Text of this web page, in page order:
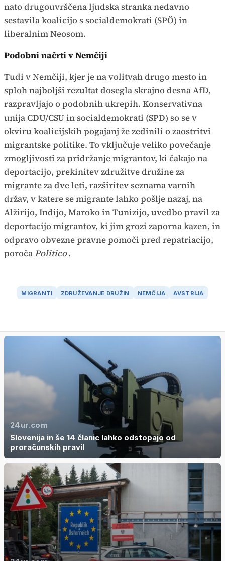
nato drugouvrščena ljudska stranka nedavno
sestavila koalicijo s socialdemokrati (SPÖ) in
liberalnim Neosom.
Podobni načrti v Nemčiji
Tudi v Nemčiji, kjer je na volitvah drugo mesto in
sploh najboljši rezultat dosegla skrajno desna AfD,
razpravljajo o podobnih ukrepih. Konservativna
unija CDU/CSU in socialdemokrati (SPD) so se v
okviru koalicijskih pogajanj že zedinili o zaostritvi
migrantske politike. To vključuje veliko povečanje
zmogljivosti za pridržanje migrantov, ki čakajo na
deportacijo, prekinitev združitve družine za
migrante za dve leti, razširitev seznama varnih
držav, v katere se migrante lahko pošlje nazaj, na
Alžirijo, Indijo, Maroko in Tunizijo, uvedbo pravil za
deportacijo migrantov, ki jim grozi zaporna kazen, in
odpravo obvezne pravne pomoči pred repatriacijo,
poročaPolitico.
MIGRANTI ZDRUŽEVANJE DRUŽIN NEMČIJA AVSTRIJA
24ur.com
Slovenija in še 14 članic lahko odstopajo od
proračunskih pravil